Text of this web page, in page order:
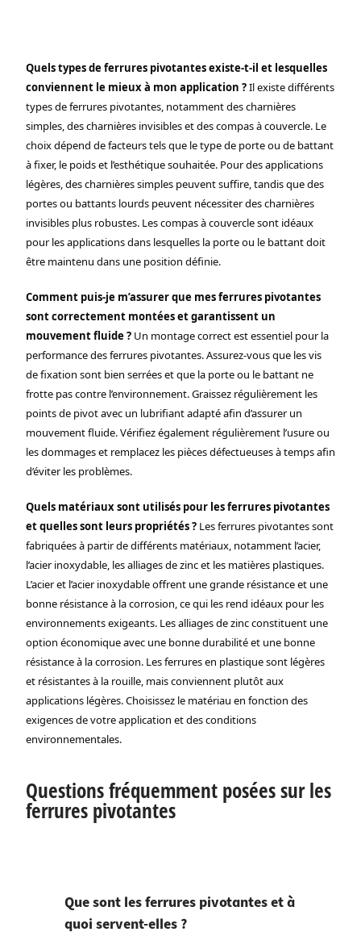
Quels types de ferrures pivotantes existe-t-il et lesquelles
conviennent le mieux à mon application ?Il existe différents
types de ferrures pivotantes, notamment des charnières
simples, des charnières invisibles et des compas à couvercle. Le
choix dépend de facteurs tels que le type de porte ou de battant
à fixer, le poids et l’esthétique souhaitée. Pour des applications
légères, des charnières simples peuvent suffire, tandis que des
portes ou battants lourds peuvent nécessiter des charnières
invisibles plus robustes. Les compas à couvercle sont idéaux
pour les applications dans lesquelles la porte ou le battant doit
être maintenu dans une position définie.
Comment puis-je m’assurer que mes ferrures pivotantes
sont correctement montées et garantissent un
mouvement fluide ? Un montage correct est essentiel pour la
performance des ferrures pivotantes. Assurez-vous que les vis
de fixation sont bien serrées et que la porte ou le battant ne
frotte pas contre l’environnement. Graissez régulièrement les
points de pivot avec un lubrifiant adapté afin d’assurer un
mouvement fluide. Vérifiez également régulièrement l’usure ou
les dommages et remplacez les pièces défectueuses à temps afin
d’éviter les problèmes.
Quels matériaux sont utilisés pour les ferrures pivotantes
et quelles sont leurs propriétés ? Les ferrures pivotantes sont
fabriquées à partir de différents matériaux, notamment l’acier,
l’acier inoxydable, les alliages de zinc et les matières plastiques.
L’acier et l’acier inoxydable offrent une grande résistance et une
bonne résistance à la corrosion, ce qui les rend idéaux pour les
environnements exigeants. Les alliages de zinc constituent une
option économique avec une bonne durabilité et une bonne
résistance à la corrosion. Les ferrures en plastique sont légères
et résistantes à la rouille, mais conviennent plutôt aux
applications légères. Choisissez le matériau en fonction des
exigences de votre application et des conditions
environnementales.
Questions fréquemment posées sur les
ferrures pivotantes
Que sont les ferrures pivotantes et à
quoi servent-elles ?